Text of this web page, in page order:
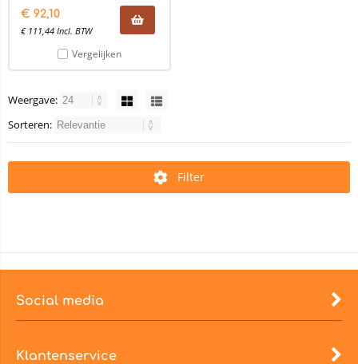
€ 92,10
€ 111,44 Incl. BTW
Vergelijken
Weergave:
Sorteren:
Filter
Social media
Klantenservice